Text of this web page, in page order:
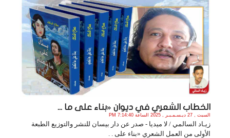
الخطاب الشعري في ديوان «بناء على ما ...
السبت , 27 ديـسـمـبـر , 2025 الساعة 7:14:40 PM
زيـاد السالمي / لا ميديا - صدر عن دار بيسان للنشر والتوزيع الطبعة
الأولى من العمل الشعري «بناء على . .